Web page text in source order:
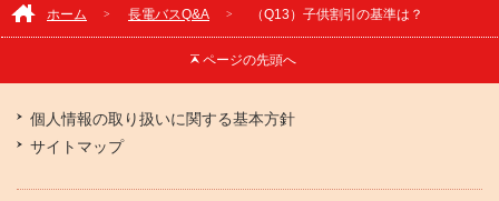
ホーム 長電バスQ&A （Q13）子供割引の基準は？
ページの先頭へ
個人情報の取り扱いに関する基本方針
サイトマップ